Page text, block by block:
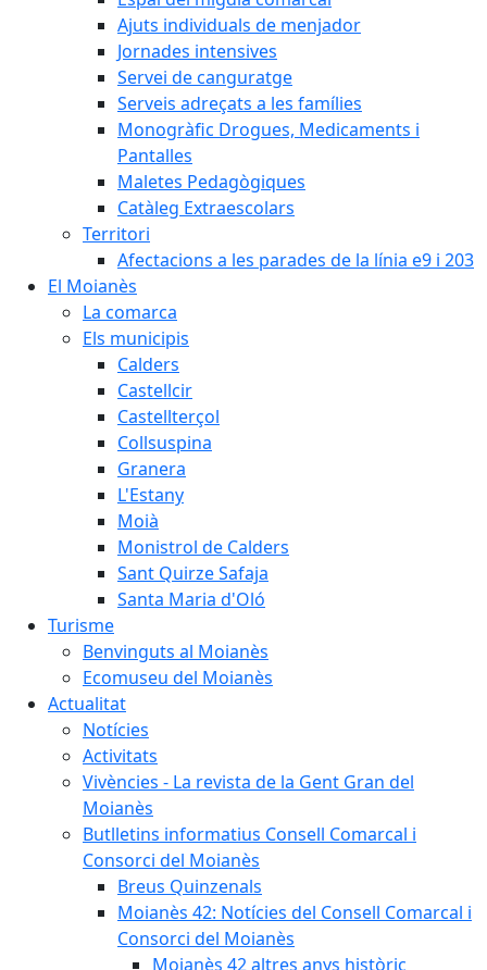
Ajuts individuals de menjador
Jornades intensives
Servei de canguratge
Serveis adreçats a les famílies
Monogràfic Drogues, Medicaments i
Pantalles
Maletes Pedagògiques
Catàleg Extraescolars
Territori
Afectacions a les parades de la línia e9 i 203
El Moianès
La comarca
Els municipis
Calders
Castellcir
Castellterçol
Collsuspina
Granera
L'Estany
Moià
Monistrol de Calders
Sant Quirze Safaja
Santa Maria d'Oló
Turisme
Benvinguts al Moianès
Ecomuseu del Moianès
Actualitat
Notícies
Activitats
Vivències - La revista de la Gent Gran del
Moianès
Butlletins informatius Consell Comarcal i
Consorci del Moianès
Breus Quinzenals
Moianès 42: Notícies del Consell Comarcal i
Consorci del Moianès
Moianès 42 altres anys històric